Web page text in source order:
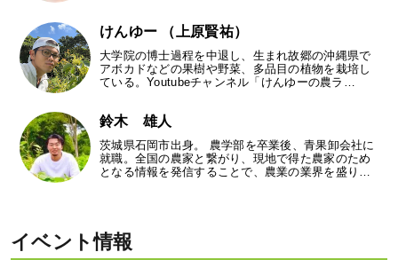
けんゆー （上原賢祐）
大学院の博士過程を中退し、生まれ故郷の沖縄県で
アボカドなどの果樹や野菜、多品目の植物を栽培し
ている。Youtubeチャンネル「けんゆーの農ラ…
鈴木 雄人
茨城県石岡市出身。 農学部を卒業後、青果卸会社に
就職。全国の農家と繋がり、現地で得た農家のため
となる情報を発信することで、農業の業界を盛り…
イベント情報